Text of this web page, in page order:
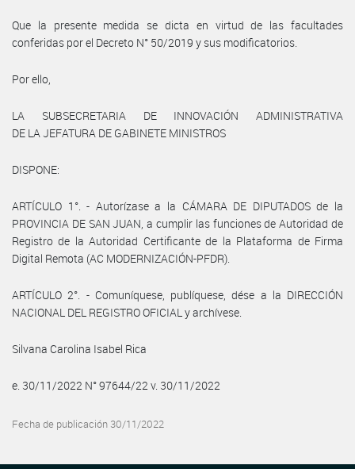
Que la presente medida se dicta en virtud de las facultades
conferidas por el Decreto N° 50/2019 y sus modificatorios.
Por ello,
LA SUBSECRETARIA DE INNOVACIÓN ADMINISTRATIVA
DE LA JEFATURA DE GABINETE MINISTROS
DISPONE:
ARTÍCULO 1°. - Autorízase a la CÁMARA DE DIPUTADOS de la
PROVINCIA DE SAN JUAN, a cumplir las funciones de Autoridad de
Registro de la Autoridad Certificante de la Plataforma de Firma
Digital Remota (AC MODERNIZACIÓN-PFDR).
ARTÍCULO 2°. - Comuníquese, publíquese, dése a la DIRECCIÓN
NACIONAL DEL REGISTRO OFICIAL y archívese.
Silvana Carolina Isabel Rica
e. 30/11/2022 N° 97644/22 v. 30/11/2022
Fecha de publicación 30/11/2022